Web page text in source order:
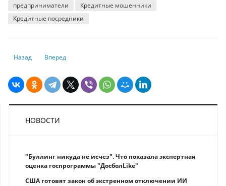
предприниматели
Кредитные мошенники
Кредитные посредники
Предыдущий: Фондовый рынок Казахстана: хроника двух недель
Назад Следующий: Нацбанк представил итоги очередного опроса
Вперед
НОВОСТИ
"Буллинг никуда не исчез". Что показала экспертная
оценка госпрограммы "ДосболLike"
США готовят закон об экстренном отключении ИИ